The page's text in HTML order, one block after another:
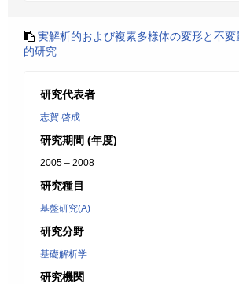
実解析的および複素多様体の変形と不変
的研究
研究代表者
志賀 啓成
研究期間 (年度)
2005 – 2008
研究種目
基盤研究(A)
研究分野
基礎解析学
研究機関